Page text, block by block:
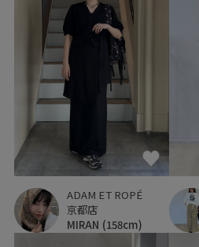
ADAM ET ROPÉ
京都店
MIRAN (158cm)